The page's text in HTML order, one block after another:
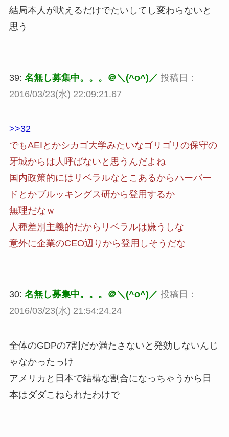
結局本人が吠えるだけでたいしてし変わらないと
思う
39: 名無し募集中。。。＠＼(^o^)／ 投稿日：
2016/03/23(水) 22:09:21.67
>>32
でもAEIとかシカゴ大学みたいなゴリゴリの保守の
牙城からは人呼ばないと思うんだよね
国内政策的にはリベラルなとこあるからハーバー
ドとかブルッキングス研から登用するか
無理だなｗ
人種差別主義的だからリベラルは嫌うしな
意外に企業のCEO辺りから登用しそうだな
30: 名無し募集中。。。＠＼(^o^)／ 投稿日：
2016/03/23(水) 21:54:24.24
全体のGDPの7割だか満たさないと発効しないんじ
ゃなかったっけ
アメリカと日本で結構な割合になっちゃうから日
本はダダこねられたわけで